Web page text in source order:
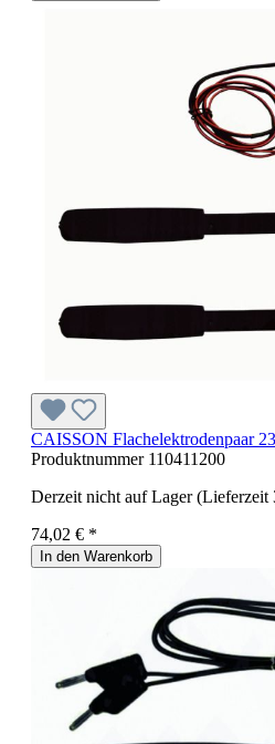
CAISSON Flachelektrodenpaar
Produktnummer 110411200
Derzeit nicht auf Lager (Lieferzeit
74,02 € *
In den Warenkorb